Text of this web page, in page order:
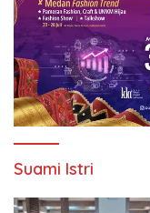
Suami Istri